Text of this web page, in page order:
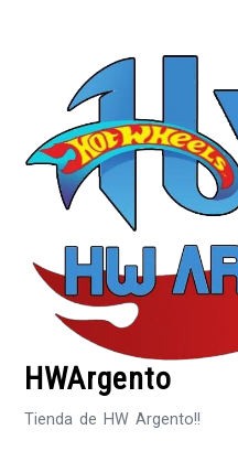
HWArgento
Tienda de HW Argento!!